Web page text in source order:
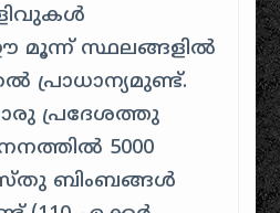
മൂന്ന് സ്ഥലങ്ങളിൽ
പ്രാധാന്യമുണ്ട്.
പ്രദേശത്തു
5000
ബിംബങ്ങൾ